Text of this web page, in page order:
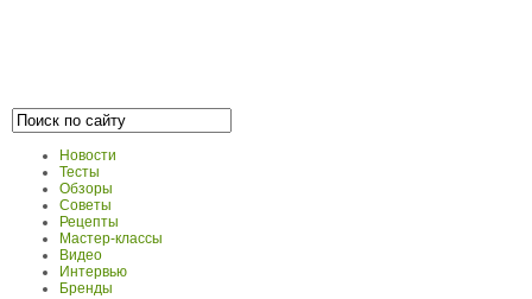
Новости
Тесты
Обзоры
Советы
Рецепты
Мастер-классы
Видео
Интервью
Бренды